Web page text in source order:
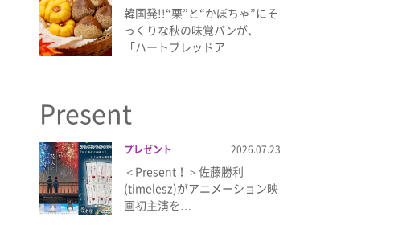
韓国発!!“栗”と“かぼちゃ”にそ
っくりな秋の味覚パンが、
「ハートブレッドア…
Present
プレゼント 2026.07.23
＜Present！＞佐藤勝利
(timelesz)がアニメーション映
画初主演を…